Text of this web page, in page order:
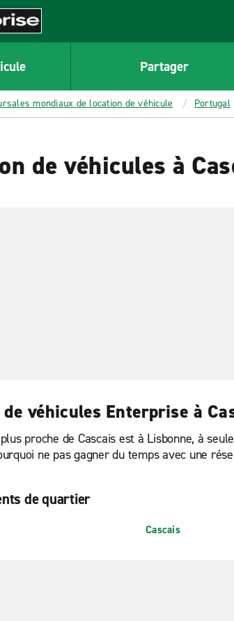
Partager
mondiaux de location de véhicule Portugal
de véhicules à
véhicules Enterprise à
proche de Cascais est à Lisbonne, à
ne pas gagner du temps avec une
de quartier
Cascais